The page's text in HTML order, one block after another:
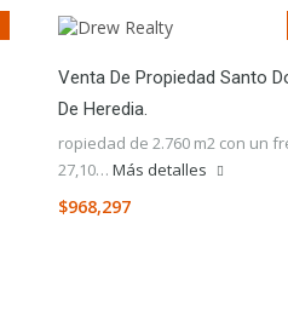
Venta De Propiedad Santo
De Heredia.
ropiedad de 2.760 m2 con un
27,10… Más detalles
$968,297